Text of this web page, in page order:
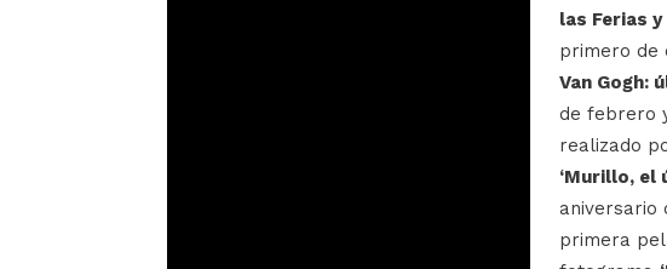
las Ferias
primero de
Van Gogh:
de febrero
realizado
‘Murillo, el
aniversario
primera